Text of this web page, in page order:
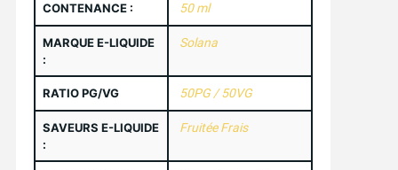
CONTENANCE : 50 ml
MARQUE E-LIQUIDE
:
Solana
RATIO PG/VG 50PG / 50VG
SAVEURS E-LIQUIDE
:
Fruitée Frais